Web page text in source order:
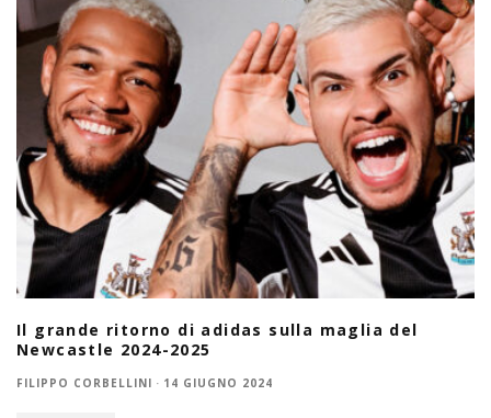
Il grande ritorno di adidas sulla maglia del
Newcastle 2024-2025
FILIPPO CORBELLINI · 14 GIUGNO 2024